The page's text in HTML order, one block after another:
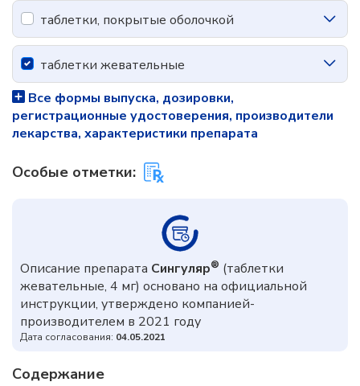
таблетки, покрытые оболочкой
таблетки жевательные
Все формы выпуска, дозировки,
регистрационные удостоверения, производители
лекарства, характеристики препарата
Особые отметки:
Описание препарата Сингуляр® (таблетки
жевательные, 4 мг) основано на официальной
инструкции, утверждено компанией-
производителем в 2021 году
Дата согласования: 04.05.2021
Содержание